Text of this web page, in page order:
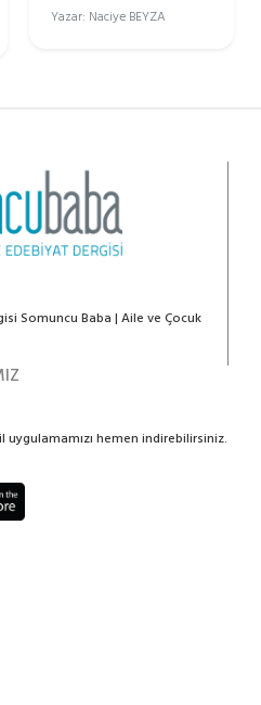
Yazar: Naciye BEYZA
Somuncu Baba | Aile ve Çocuk
hemen indirebilirsiniz.